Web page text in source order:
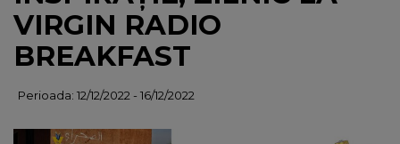
HOT 30
DANCEFLOOR CHART
VIRGIN RADIO
BREAKFAST
Perioada: 12/12/2022 - 16/12/2022